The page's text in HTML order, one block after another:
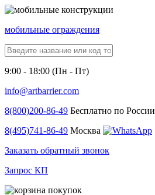
мобильные ограждения
9:00 - 18:00 (Пн - Пт)
info@artbarrier.com
8(800)200-86-49 Бесплатно по России
8(495)741-86-49 Москва
Заказать обратный звонок
Запрос КП